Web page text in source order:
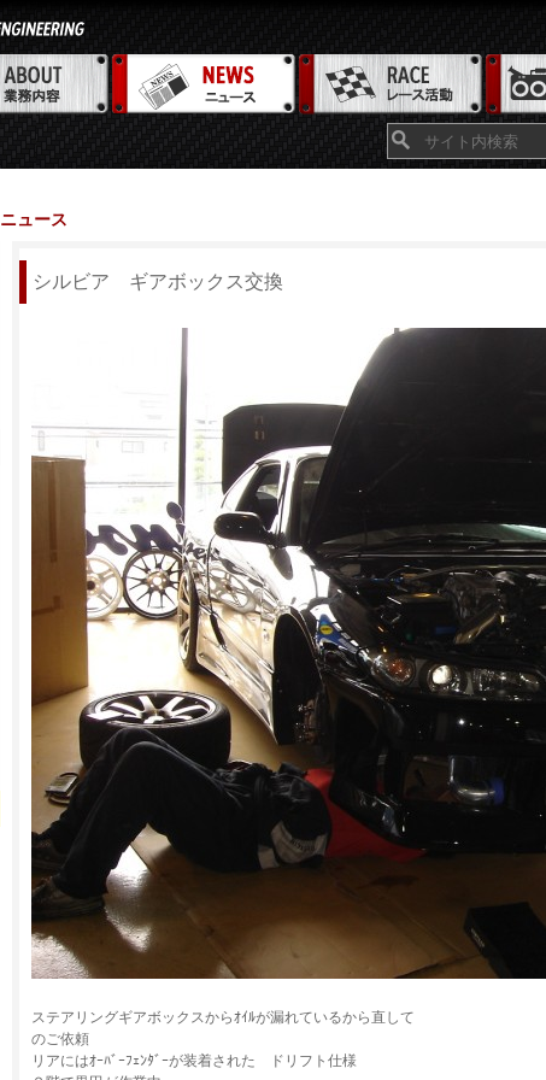
ニュース
シルビア ギアボックス交換
ステアリングギアボックスからｵｲﾙが漏れているから直して
のご依頼
リアにはｵｰﾊﾞｰﾌｪﾝﾀﾞｰが装着された ドリフト仕様